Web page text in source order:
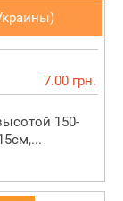
7.00 грн.
150-